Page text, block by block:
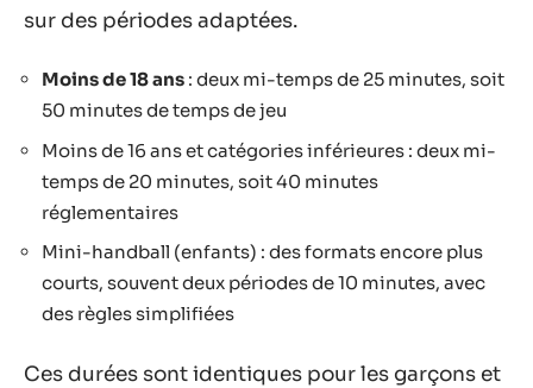
sur des périodes adaptées.
Moins de 18 ans : deux mi-temps de 25 minutes, soit
50 minutes de temps de jeu
Moins de 16 ans et catégories inférieures : deux mi-
temps de 20 minutes, soit 40 minutes
réglementaires
Mini-handball (enfants) : des formats encore plus
courts, souvent deux périodes de 10 minutes, avec
des règles simplifiées
Ces durées sont identiques pour les garçons et